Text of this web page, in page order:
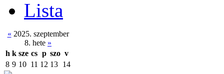
Lista
« 2025. szeptember
8. hete »
h k sze cs p szo v
8 9 10 11 12 13 14